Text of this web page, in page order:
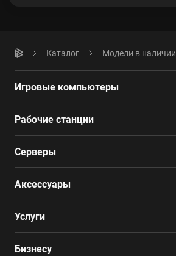
Каталог Модели в наличии
Игровые компьютеры
Рабочие станции
Серверы
Аксессуары
Услуги
Бизнесу